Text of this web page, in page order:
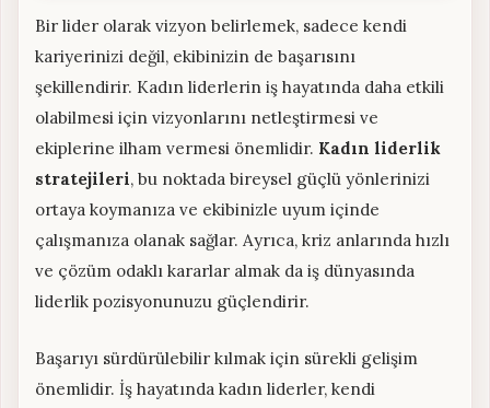
Bir lider olarak vizyon belirlemek, sadece kendi
kariyerinizi değil, ekibinizin de başarısını
şekillendirir. Kadın liderlerin iş hayatında daha etkili
olabilmesi için vizyonlarını netleştirmesi ve
ekiplerine ilham vermesi önemlidir. Kadın liderlik
stratejileri, bu noktada bireysel güçlü yönlerinizi
ortaya koymanıza ve ekibinizle uyum içinde
çalışmanıza olanak sağlar. Ayrıca, kriz anlarında hızlı
ve çözüm odaklı kararlar almak da iş dünyasında
liderlik pozisyonunuzu güçlendirir.
Başarıyı sürdürülebilir kılmak için sürekli gelişim
önemlidir. İş hayatında kadın liderler, kendi